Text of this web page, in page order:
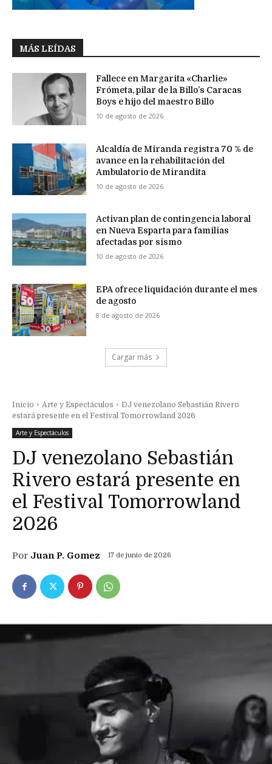
MÁS LEÍDAS
Fallece en Margarita «Charlie»
Frómeta, pilar de la Billo’s Caracas
Boys e hijo del maestro Billo
10 de agosto de 2026
Alcaldía de Miranda registra 70 % de
avance en la rehabilitación del
Ambulatorio de Mirandita
10 de agosto de 2026
Activan plan de contingencia laboral
en Nueva Esparta para familias
afectadas por sismo
10 de agosto de 2026
EPA ofrece liquidación durante el mes
de agosto
8 de agosto de 2026
Cargar más